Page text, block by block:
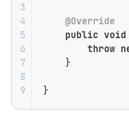
3
4
5
6
7
8
9
@Override
public void
throw
    }
}